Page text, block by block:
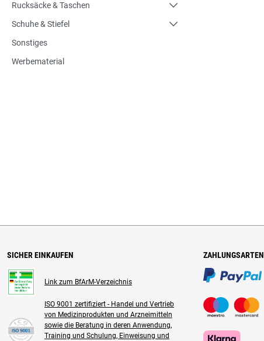
Rucksäcke & Taschen
Schuhe & Stiefel
Sonstiges
Werbematerial
SICHER EINKAUFEN
Link zum BfArM-Verzeichnis
ISO 9001 zertifiziert - Handel und Vertrieb
von Medizinprodukten und Arzneimitteln
sowie die Beratung in deren Anwendung,
Training und Schulung, Einweisung und
ZAHLUNGSARTEN